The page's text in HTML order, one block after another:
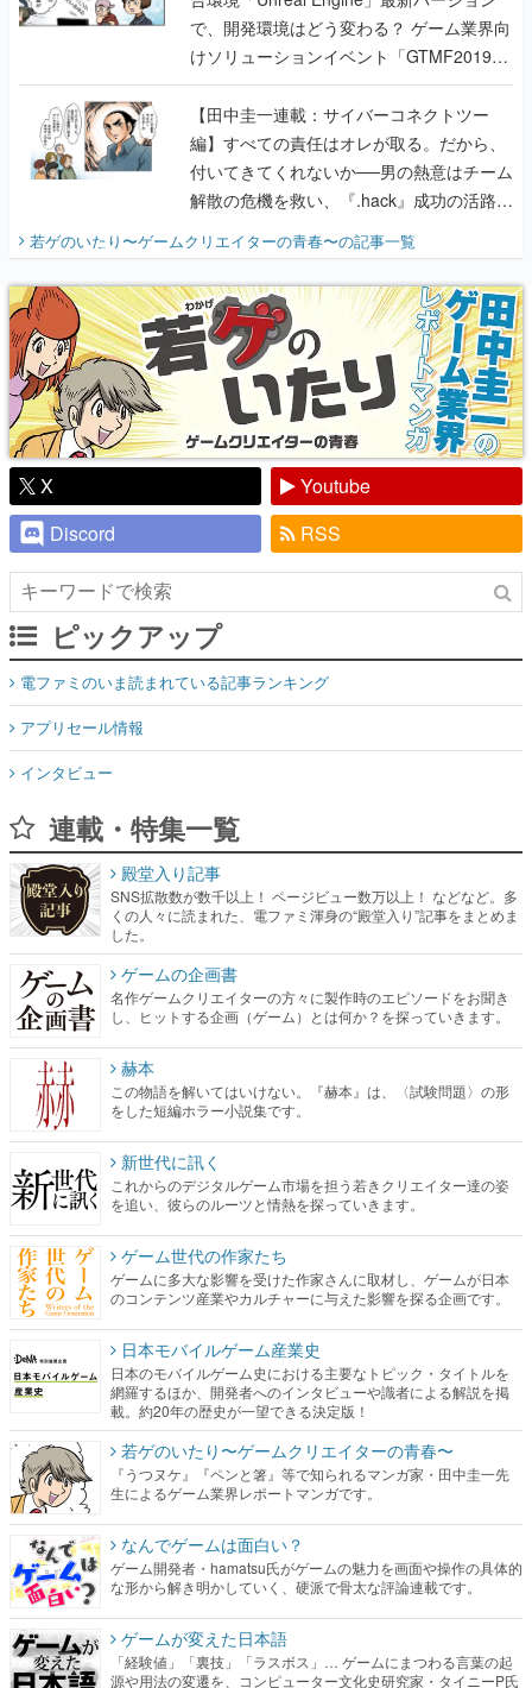
で、開発環境はどう変わる？ ゲーム業界向
けソリューションイベント「GTMF2019」
に行って、より理解を深めよう【PR】
【田中圭一連載：サイバーコネクトツー
編】すべての責任はオレが取る。だから、
付いてきてくれないか──男の熱意はチーム
解散の危機を救い、『.hack』成功の活路を
『少年ジャンプ』色だった【若ゲのいた
り】
若ゲのいたり〜ゲームクリエイターの青春〜の記事一覧
X
Youtube
Discord
RSS
ピックアップ
電ファミのいま読まれている記事ランキング
アプリセール情報
インタビュー
連載・特集一覧
殿堂入り記事
SNS拡散数が数千以上！ ページビュー数万以上！ などなど。多
くの人々に読まれた、電ファミ渾身の“殿堂入り”記事をまとめま
した。
ゲームの企画書
名作ゲームクリエイターの方々に製作時のエピソードをお聞き
し、ヒットする企画（ゲーム）とは何か？を探っていきます。
赫本
この物語を解いてはいけない。『赫本』は、〈試験問題〉の形
をした短編ホラー小説集です。
新世代に訊く
これからのデジタルゲーム市場を担う若きクリエイター達の姿
を追い、彼らのルーツと情熱を探っていきます。
ゲーム世代の作家たち
ゲームに多大な影響を受けた作家さんに取材し、ゲームが日本
のコンテンツ産業やカルチャーに与えた影響を探る企画です。
日本モバイルゲーム産業史
日本のモバイルゲーム史における主要なトピック・タイトルを
網羅するほか、開発者へのインタビューや識者による解説を掲
載。約20年の歴史が一望できる決定版！
若ゲのいたり〜ゲームクリエイターの青春〜
『うつヌケ』『ペンと箸』等で知られるマンガ家・田中圭一先
生によるゲーム業界レポートマンガです。
なんでゲームは面白い？
ゲーム開発者・hamatsu氏がゲームの魅力を画面や操作の具体的
な形から解き明かしていく、硬派で骨太な評論連載です。
ゲームが変えた日本語
「経験値」「裏技」「ラスボス」… ゲームにまつわる言葉の起
源や用法の変遷を、コンピューター文化史研究家・タイニーP氏